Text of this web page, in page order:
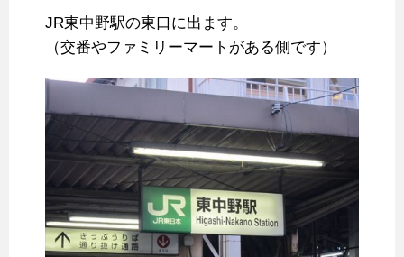
JR東中野駅の東口に出ます。
（交番やファミリーマートがある側です）